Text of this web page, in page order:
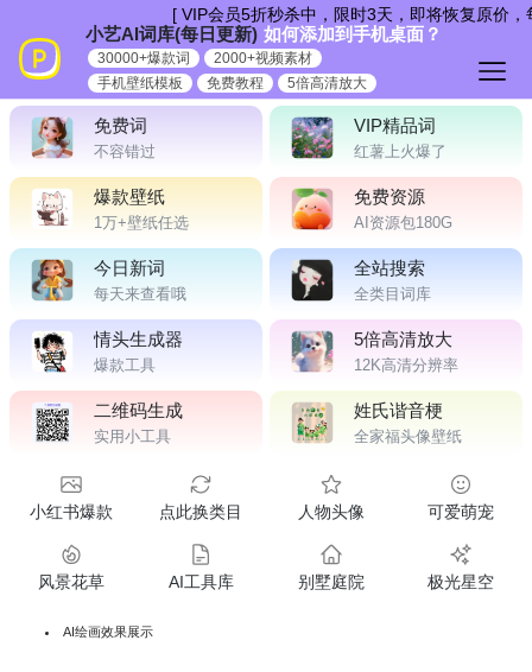
容
免费词
不容错过
VIP精品词
红薯上火爆了
爆款壁纸
1万+壁纸任选
免费资源
AI资源包180G
今日新词
每天来查看哦
全站搜索
全类目词库
情头生成器
爆款工具
5倍高清放大
12K高清分辨率
二维码生成
实用小工具
姓氏谐音梗
全家福头像壁纸
小红书爆款 点此换类目 人物头像 可爱萌宠
风景花草 AI工具库 别墅庭院 极光星空
AI绘画效果展示
[ VIP会员5折秒杀中，限时3天，即将恢复原价，每
小艺AI词库(每日更新) 如何添加到手机桌面？
30000+爆款词
2000+视频素材
手机壁纸模板
免费教程 5倍高清放大